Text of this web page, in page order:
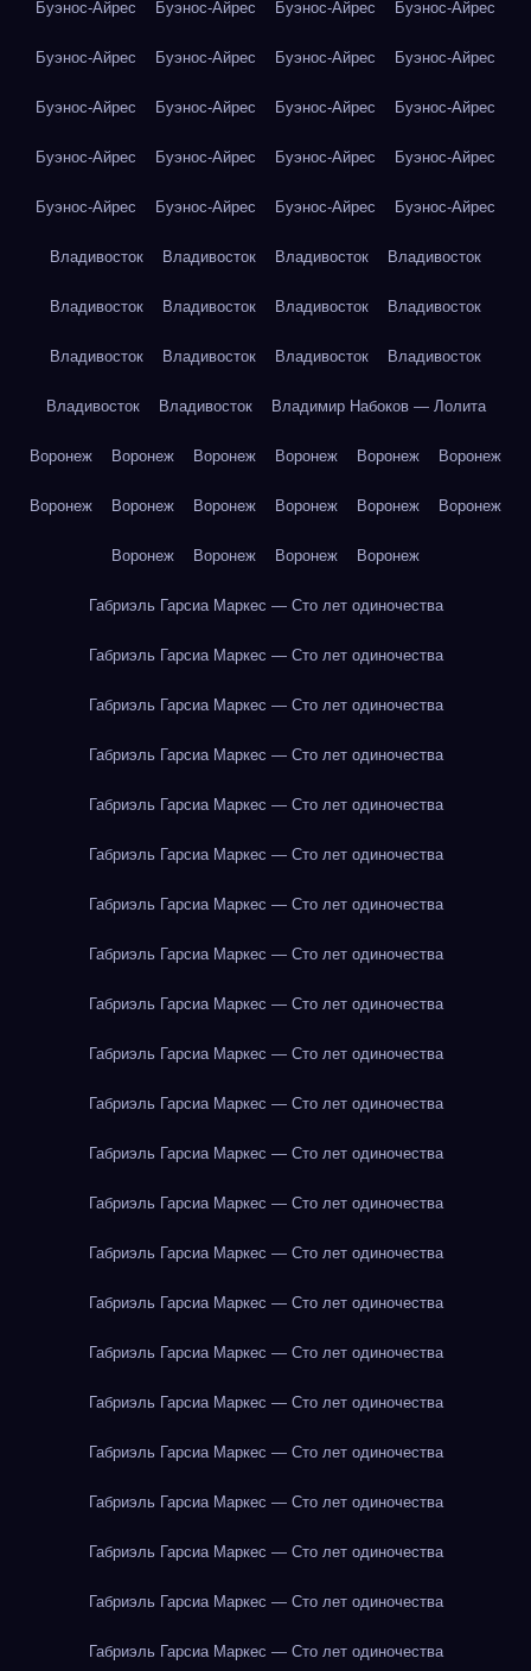
Буэнос-Айрес Буэнос-Айрес Буэнос-Айрес Буэнос-Айрес
Буэнос-Айрес Буэнос-Айрес Буэнос-Айрес Буэнос-Айрес
Буэнос-Айрес Буэнос-Айрес Буэнос-Айрес Буэнос-Айрес
Буэнос-Айрес Буэнос-Айрес Буэнос-Айрес Буэнос-Айрес
Буэнос-Айрес Буэнос-Айрес Буэнос-Айрес Буэнос-Айрес
Владивосток Владивосток Владивосток Владивосток
Владивосток Владивосток Владивосток Владивосток
Владивосток Владивосток Владивосток Владивосток
Владивосток Владивосток Владимир Набоков — Лолита
Воронеж Воронеж Воронеж Воронеж Воронеж Воронеж
Воронеж Воронеж Воронеж Воронеж Воронеж Воронеж
Воронеж Воронеж Воронеж Воронеж
Габриэль Гарсиа Маркес — Сто лет одиночества
Габриэль Гарсиа Маркес — Сто лет одиночества
Габриэль Гарсиа Маркес — Сто лет одиночества
Габриэль Гарсиа Маркес — Сто лет одиночества
Габриэль Гарсиа Маркес — Сто лет одиночества
Габриэль Гарсиа Маркес — Сто лет одиночества
Габриэль Гарсиа Маркес — Сто лет одиночества
Габриэль Гарсиа Маркес — Сто лет одиночества
Габриэль Гарсиа Маркес — Сто лет одиночества
Габриэль Гарсиа Маркес — Сто лет одиночества
Габриэль Гарсиа Маркес — Сто лет одиночества
Габриэль Гарсиа Маркес — Сто лет одиночества
Габриэль Гарсиа Маркес — Сто лет одиночества
Габриэль Гарсиа Маркес — Сто лет одиночества
Габриэль Гарсиа Маркес — Сто лет одиночества
Габриэль Гарсиа Маркес — Сто лет одиночества
Габриэль Гарсиа Маркес — Сто лет одиночества
Габриэль Гарсиа Маркес — Сто лет одиночества
Габриэль Гарсиа Маркес — Сто лет одиночества
Габриэль Гарсиа Маркес — Сто лет одиночества
Габриэль Гарсиа Маркес — Сто лет одиночества
Габриэль Гарсиа Маркес — Сто лет одиночества